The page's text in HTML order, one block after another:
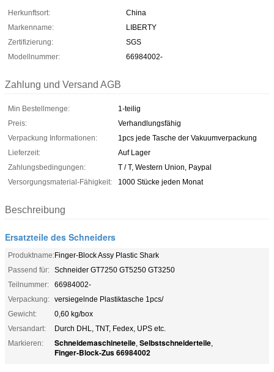
Herkunftsort:
China
Markenname:
LIBERTY
Zertifizierung:
SGS
Modellnummer:
66984002-
Zahlung und Versand AGB
Min Bestellmenge:
1-teilig
Preis:
Verhandlungsfähig
Verpackung Informationen:
1pcs jede Tasche der Vakuumverpackung
Lieferzeit:
Auf Lager
Zahlungsbedingungen:
T / T, Western Union, Paypal
Versorgungsmaterial-Fähigkeit:
1000 Stücke jeden Monat
Beschreibung
Ersatzteile des Schneiders
Produktname:Finger-Block Assy Plastic Shark
Passend für: Schneider GT7250 GT5250 GT3250
Teilnummer:
66984002-
Verpackung: versiegelnde Plastiktasche 1pcs/
Gewicht:
0,60 kg/box
Versandart:
Durch DHL, TNT, Fedex, UPS etc.
Markieren:
Schneidemaschineteile, Selbstschneiderteile,
Finger-Block-Zus 66984002